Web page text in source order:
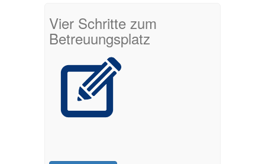
Vier Schritte zum
Betreuungsplatz